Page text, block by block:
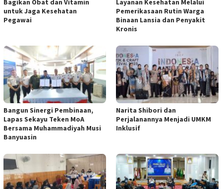
Bagikan Obat dan Vitamin
untuk Jaga Kesehatan
Pegawai
Layanan Kesehatan Melalui
Pemerikasaan Rutin Warga
Binaan Lansia dan Penyakit
Kronis
Bangun Sinergi Pembinaan,
Lapas Sekayu Teken MoA
Bersama Muhammadiyah Musi
Banyuasin
Narita Shibori dan
Perjalanannya Menjadi UMKM
Inklusif